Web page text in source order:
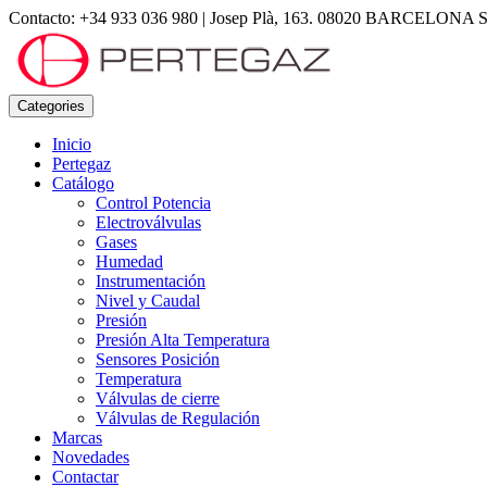
Contacto: +34 933 036 980 | Josep Plà, 163. 08020 BARCELONA
Categories
Inicio
Pertegaz
Catálogo
Control Potencia
Electroválvulas
Gases
Humedad
Instrumentación
Nivel y Caudal
Presión
Presión Alta Temperatura
Sensores Posición
Temperatura
Válvulas de cierre
Válvulas de Regulación
Marcas
Novedades
Contactar